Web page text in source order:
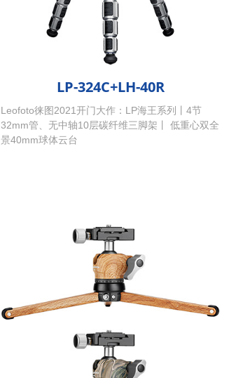
LP-324C+LH-40R
Leofoto徕图2021开门大作：LP海王系列丨4节
32mm管、无中轴10层碳纤维三脚架丨 低重心双全
景40mm球体云台